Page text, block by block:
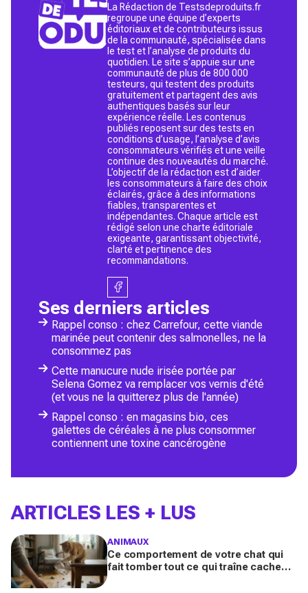
La Rédaction de Testsdeproduits.fr
regroupe une équipe d’experts
éditoriaux et de contributeurs issus
de la communauté, spécialisée dans
le test et l’analyse de produits du
quotidien. Le site s’appuie sur une
communauté de plus de 800 000
testeurs, qui testent des produits
gratuitement et partagent des avis
authentiques basés sur leur
expérience réelle. Les contenus
publiés reposent sur des tests en
conditions d’usage, l’analyse d’avis
consommateurs vérifiés et une veille
continue des nouveautés du marché.
L’objectif de la rédaction est d’aider
les consommateurs à faire des choix
éclairés, grâce à des informations
fiables, transparentes et
indépendantes. Chaque article est
rédigé selon une charte éditoriale
exigeante, garantissant objectivité,
clarté et pertinence des
recommandations.
Ses derniers articles
Rappel conso : chez Carrefour, cette viande
marinée peut contenir des salmonelles, ne la
consommez pas
Cette manucure nude irisée portée par
Selena Gomez va remplacer vos vernis d'été
(et vous ne la quitterez plus de l'année)
Rappel conso : en magasins bio, ces
galettes de céréales à ne plus consommer
contiennent une toxine cancérogène
ARTICLES LES + LUS
ANIMAUX
Ce comportement de votre chat qui
fait tomber tout ce qui traîne cache